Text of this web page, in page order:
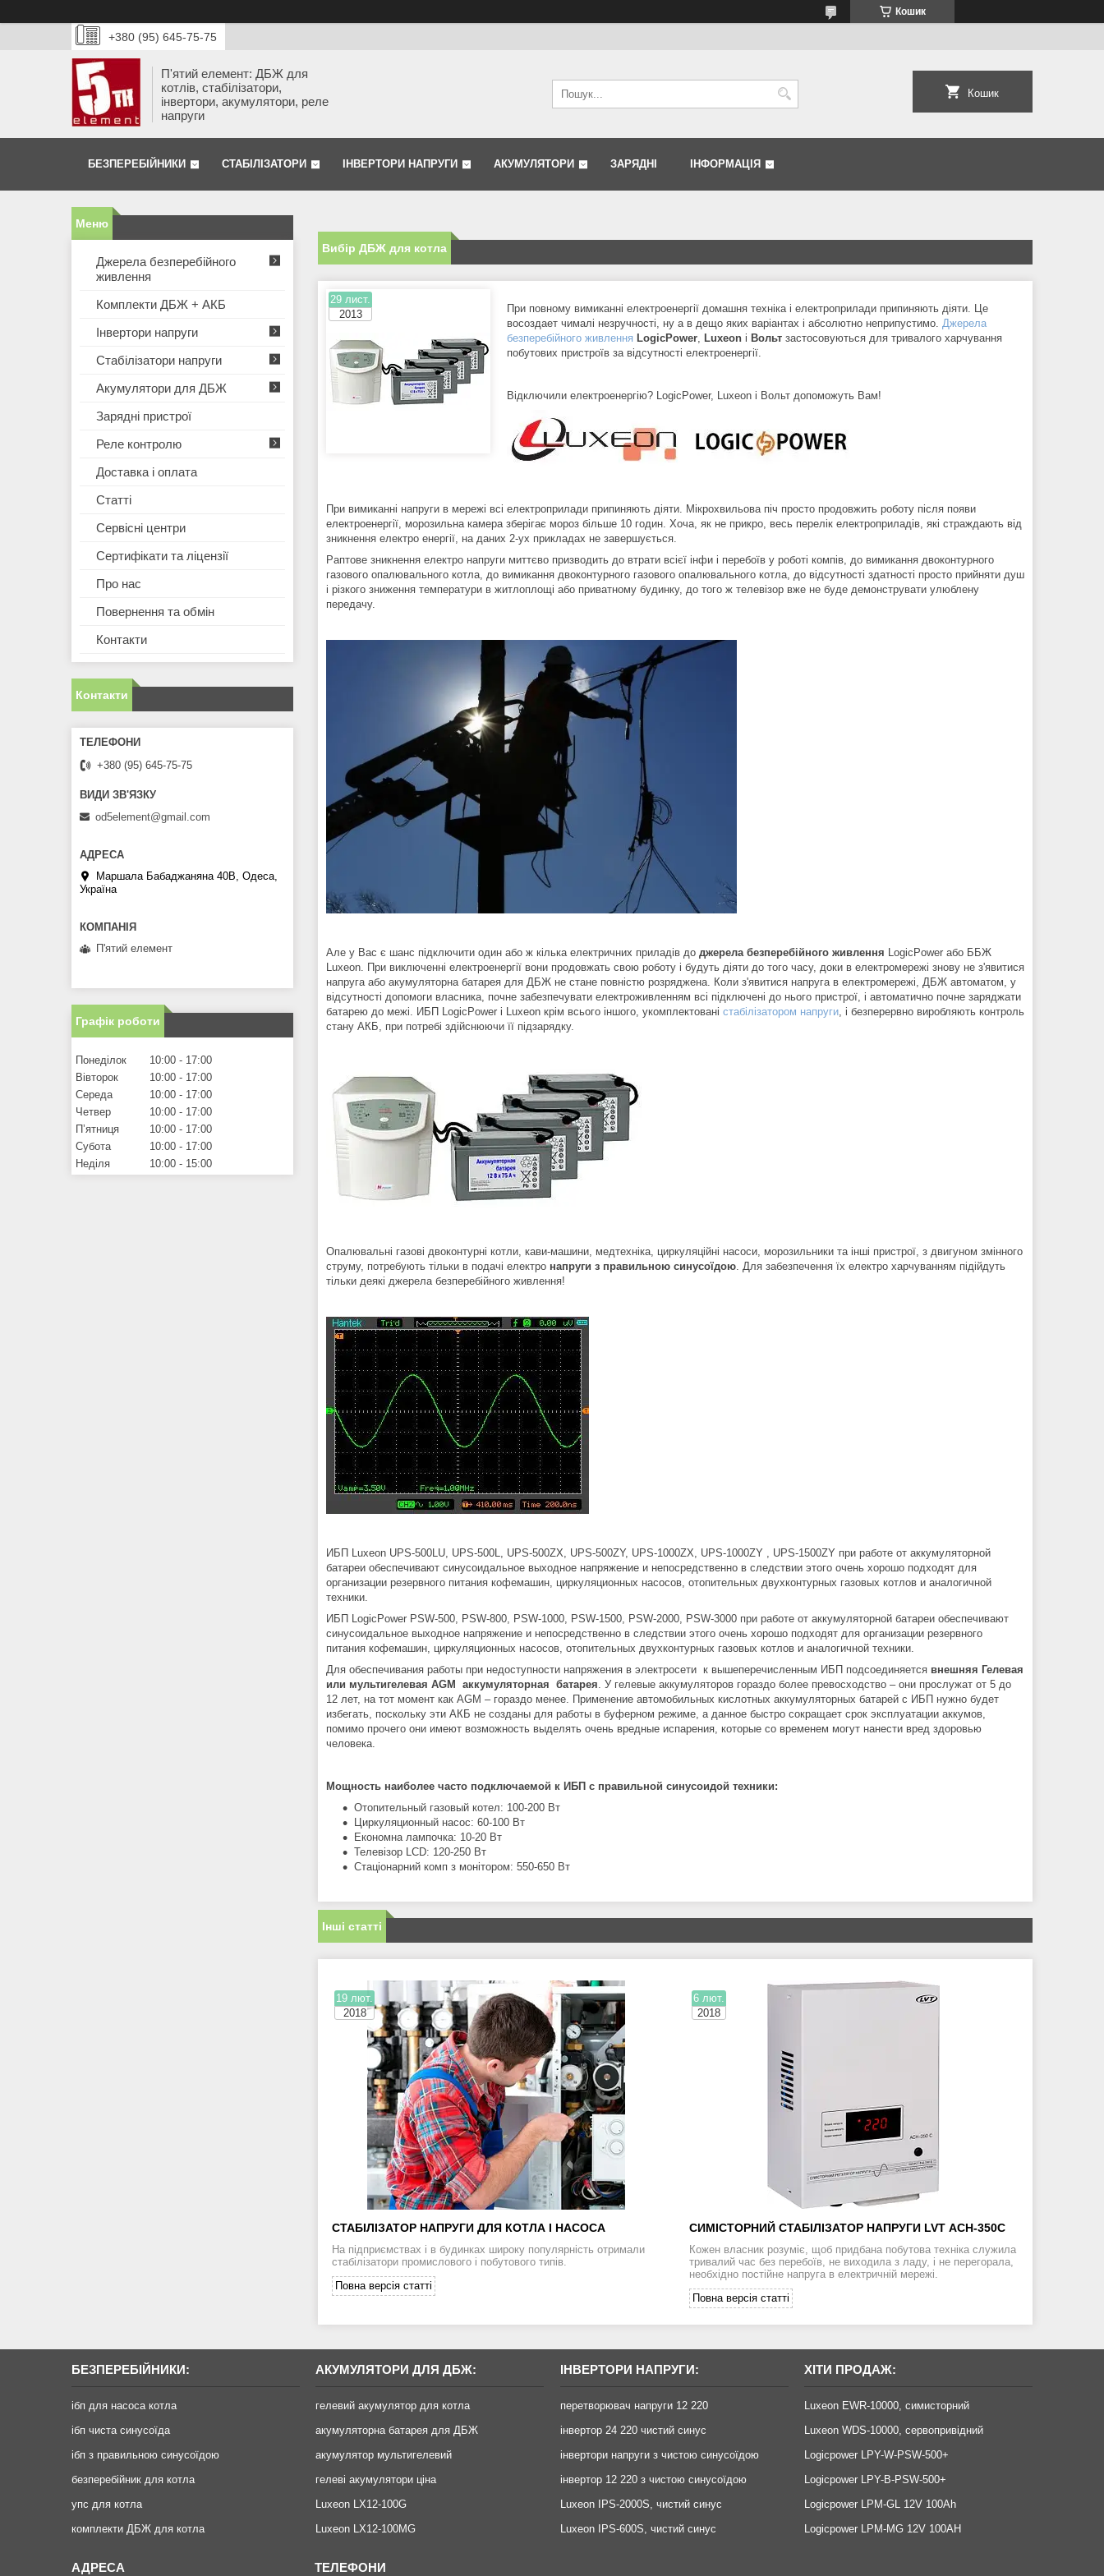
Кошик
+380 (95) 645-75-75
П'ятий елемент: ДБЖ для
котлів, стабілізатори,
інвертори, акумулятори, реле
напруги
Кошик
БЕЗПЕРЕБІЙНИКИ СТАБІЛІЗАТОРИ ІНВЕРТОРИ НАПРУГИ АКУМУЛЯТОРИ ЗАРЯДНІ ІНФОРМАЦІЯ
Вибір ДБЖ для котла
29 лист.
2013
При повному вимиканні електроенергії домашня техніка і електроприлади припиняють діяти. Це
восоздает чималі незручності, ну а в дещо яких варіантах і абсолютно неприпустимо. Джерела
безперебійного живлення LogicPower, Luxeon і Вольт застосовуються для тривалого харчування
побутових пристроїв за відсутності електроенергії.
Відключили електроенергію? LogicPower, Luxeon і Вольт допоможуть Вам!
При вимиканні напруги в мережі всі електроприлади припиняють діяти. Мікрохвильова піч просто продовжить роботу після появи
електроенергії, морозильна камера зберігає мороз більше 10 годин. Хоча, як не прикро, весь перелік електроприладів, які страждають від
зникнення електро енергії, на даних 2-ух прикладах не завершується.
Раптове зникнення електро напруги миттєво призводить до втрати всієї інфи і перебоїв у роботі компів, до вимикання двоконтурного
газового опалювального котла, до вимикання двоконтурного газового опалювального котла, до відсутності здатності просто прийняти душ
і різкого зниження температури в житлоплощі або приватному будинку, до того ж телевізор вже не буде демонструвати улюблену
передачу.
Але у Вас є шанс підключити один або ж кілька електричних приладів до джерела безперебійного живлення LogicPower або ББЖ
Luxeon. При виключенні електроенергії вони продовжать свою роботу і будуть діяти до того часу, доки в електромережі знову не з'явитися
напруга або акумуляторна батарея для ДБЖ не стане повністю розряджена. Коли з'явитися напруга в електромережі, ДБЖ автоматом, у
відсутності допомоги власника, почне забезпечувати електроживленням всі підключені до нього пристрої, і автоматично почне заряджати
батарею до межі. ИБП LogicPower і Luxeon крім всього іншого, укомплектовані стабілізатором напруги, і безперервно виробляють контроль
стану АКБ, при потребі здійснюючи її підзарядку.
Опалювальні газові двоконтурні котли, кави-машини, медтехніка, циркуляційні насоси, морозильники та інші пристрої, з двигуном змінного
струму, потребують тільки в подачі електро напруги з правильною синусоїдою. Для забезпечення їх електро харчуванням підійдуть
тільки деякі джерела безперебійного живлення!
ИБП Luxeon UPS-500LU, UPS-500L, UPS-500ZX, UPS-500ZY, UPS-1000ZX, UPS-1000ZY , UPS-1500ZY при работе от аккумуляторной
батареи обеспечивают синусоидальное выходное напряжение и непосредственно в следствии этого очень хорошо подходят для
организации резервного питания кофемашин, циркуляционных насосов, отопительных двухконтурных газовых котлов и аналогичной
техники.
ИБП LogicPower PSW-500, PSW-800, PSW-1000, PSW-1500, PSW-2000, PSW-3000 при работе от аккумуляторной батареи обеспечивают
синусоидальное выходное напряжение и непосредственно в следствии этого очень хорошо подходят для организации резервного
питания кофемашин, циркуляционных насосов, отопительных двухконтурных газовых котлов и аналогичной техники.
Для обеспечивания работы при недоступности напряжения в электросети к вышеперечисленным ИБП подсоединяется внешняя Гелевая
или мультигелевая AGM аккумуляторная батарея. У гелевые аккумуляторов гораздо более превосходство – они прослужат от 5 до
12 лет, на тот момент как AGM – гораздо менее. Применение автомобильных кислотных аккумуляторных батарей с ИБП нужно будет
избегать, поскольку эти АКБ не созданы для работы в буферном режиме, а данное быстро сокращает срок эксплуатации аккумов,
помимо прочего они имеют возможность выделять очень вредные испарения, которые со временем могут нанести вред здоровью
человека.
Мощность наиболее часто подключаемой к ИБП с правильной синусоидой техники:
Отопительный газовый котел: 100-200 Вт
Циркуляционный насос: 60-100 Вт
Економна лампочка: 10-20 Вт
Телевізор LCD: 120-250 Вт
Стаціонарний комп з монітором: 550-650 Вт
Інші статті
19 лют.
2018
СТАБІЛІЗАТОР НАПРУГИ ДЛЯ КОТЛА І НАСОСА
На підприємствах і в будинках широку популярність отримали
стабілізатори промислового і побутового типів.
Повна версія статті
6 лют.
2018
СИМІСТОРНИЙ СТАБІЛІЗАТОР НАПРУГИ LVT АСН-350С
Кожен власник розуміє, щоб придбана побутова техніка служила
тривалий час без перебоїв, не виходила з ладу, і не перегорала,
необхідно постійне напруга в електричній мережі.
Повна версія статті
Джерела безперебійного
живлення
Комплекти ДБЖ + АКБ
Інвертори напруги
Стабілізатори напруги
Акумулятори для ДБЖ
Зарядні пристрої
Реле контролю
Доставка і оплата
Статті
Сервісні центри
Сертифікати та ліцензії
Про нас
Повернення та обмін
Контакти
Контакти
+380 (95) 645-75-75
od5element@gmail.com
Маршала Бабаджаняна 40В, Одеса,
Україна
П'ятий елемент
Графік роботи
Понеділок 10:00
17:00
Вівторок
10:00
17:00
Середа
10:00
17:00
Четвер
10:00
17:00
Пʼятниця
10:00
17:00
Субота
10:00
17:00
Неділя
10:00 15:00
БЕЗПЕРЕБІЙНИКИ:
ібп для насоса котла
ібп чиста синусоїда
ібп з правильною синусоїдою
безперебійник для котла
упс для котла
комплекти ДБЖ для котла
АКУМУЛЯТОРИ ДЛЯ ДБЖ:
гелевий акумулятор для котла
акумуляторна батарея для ДБЖ
акумулятор мультигелевий
гелеві акумулятори ціна
Luxeon LX12-100G
Luxeon LX12-100MG
ІНВЕРТОРИ НАПРУГИ:
перетворювач напруги 12 220
інвертор 24 220 чистий синус
інвертори напруги з чистою синусоїдою
інвертор 12 220 з чистою синусоїдою
Luxeon IPS-2000S, чистий синус
Luxeon IPS-600S, чистий синус
ХІТИ ПРОДАЖ:
Luxeon EWR-10000, симисторний
Luxeon WDS-10000, сервопривідний
Logicpower LPY-W-PSW-500+
Logicpower LPY-B-PSW-500+
Logicpower LPM-GL 12V 100Ah
Logicpower LPM-MG 12V 100AH